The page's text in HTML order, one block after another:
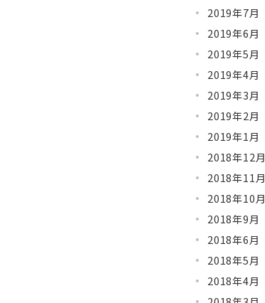
2019年7月
2019年6月
2019年5月
2019年4月
2019年3月
2019年2月
2019年1月
2018年12月
2018年11月
2018年10月
2018年9月
2018年6月
2018年5月
2018年4月